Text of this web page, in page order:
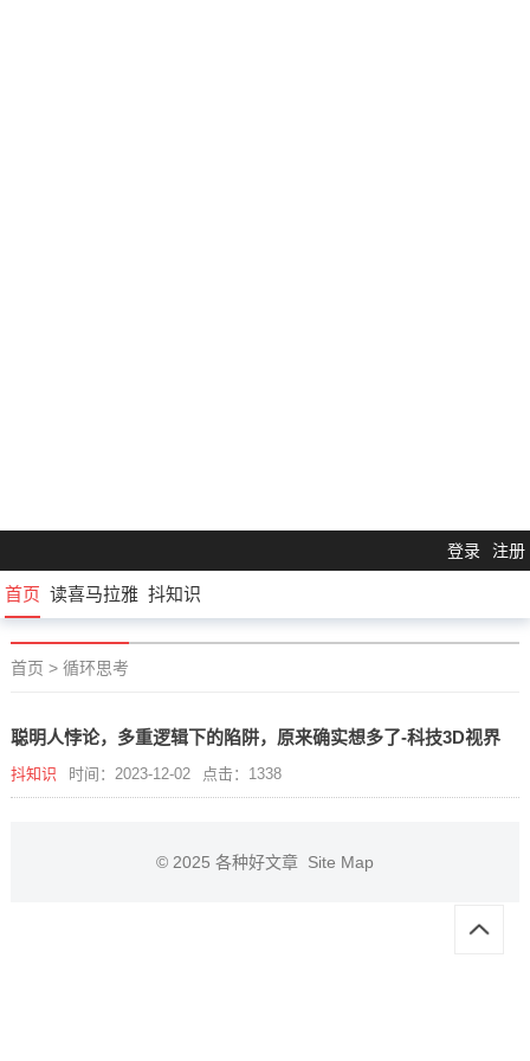
登录 注册
首页 读喜马拉雅 抖知识
首页 > 循环思考
聪明人悖论，多重逻辑下的陷阱，原来确实想多了-科技3D视界
抖知识 时间：2023-12-02 点击：1338
© 2025 各种好文章 Site Map